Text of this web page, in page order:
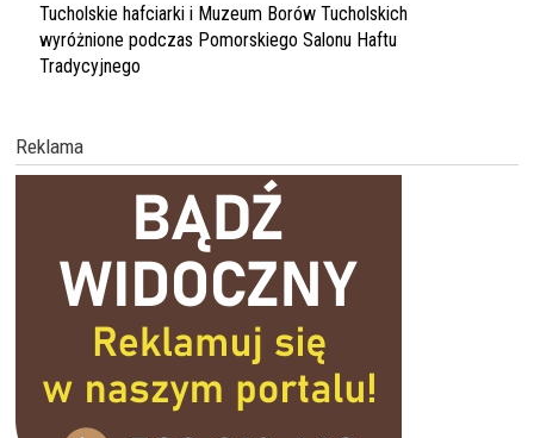
Tucholskie hafciarki i Muzeum Borów Tucholskich
wyróżnione podczas Pomorskiego Salonu Haftu
Tradycyjnego
Reklama